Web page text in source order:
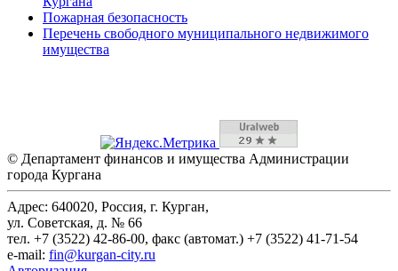
Пожарная безопасность
Перечень свободного муниципального недвижимого
имущества
© Департамент финансов и имущества Администрации
города Кургана
Адрес: 640020, Россия, г. Курган,
ул. Советская, д. № 66
тел. +7 (3522) 42-86-00, факс (автомат.) +7 (3522) 41-71-54
e-mail: fin@kurgan-city.ru